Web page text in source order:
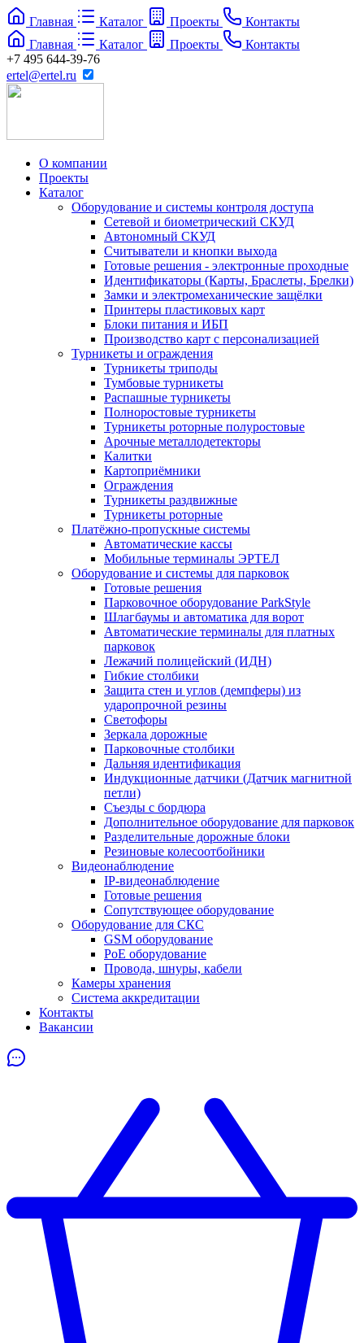
Главная Каталог Проекты
Контакты
Главная
Каталог Проекты
Контакты
+7 495 644-39-76
ertel@ertel.ru
О компании
Проекты
Каталог
Оборудование и системы контроля доступа
Сетевой и биометрический СКУД
Автономный СКУД
Считыватели и кнопки выхода
Готовые решения - электронные проходные
Идентификаторы (Карты, Браслеты, Брелки)
Замки и электромеханические защёлки
Принтеры пластиковых карт
Блоки питания и ИБП
Производство карт с персонализацией
Турникеты и ограждения
Турникеты триподы
Тумбовые турникеты
Распашные турникеты
Полноростовые турникеты
Турникеты роторные полуростовые
Арочные металлодетекторы
Калитки
Картоприёмники
Ограждения
Турникеты раздвижные
Турникеты роторные
Платёжно-пропускные системы
Автоматические кассы
Мобильные терминалы ЭРТЕЛ
Оборудование и системы для парковок
Готовые решения
Парковочное оборудование ParkStyle
Шлагбаумы и автоматика для ворот
Автоматические терминалы для платных
парковок
Лежачий полицейский (ИДН)
Гибкие столбики
Защита стен и углов (демпферы) из
ударопрочной резины
Светофоры
Зеркала дорожные
Парковочные столбики
Дальняя идентификация
Индукционные датчики (Датчик магнитной
петли)
Съезды с бордюра
Дополнительное оборудование для парковок
Разделительные дорожные блоки
Резиновые колесоотбойники
Видеонаблюдение
IP-видеонаблюдение
Готовые решения
Сопутствующее оборудование
Оборудование для СКС
GSM оборудование
PoE оборудование
Провода, шнуры, кабели
Камеры хранения
Система аккредитации
Контакты
Вакансии